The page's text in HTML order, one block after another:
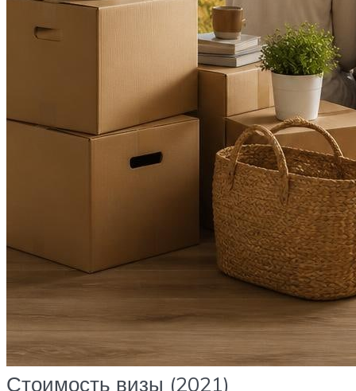
Стоимость визы (2021)